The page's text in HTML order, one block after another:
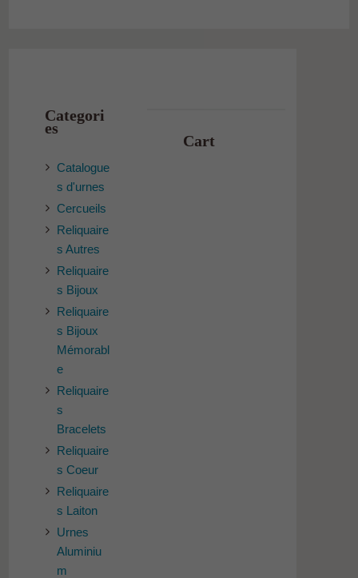
Categori
es
Catalogue
s d'urnes
Cercueils
Reliquaire
s Autres
Reliquaire
s Bijoux
Reliquaire
s Bijoux
Mémorabl
e
Reliquaire
s
Bracelets
Reliquaire
s Coeur
Reliquaire
s Laiton
Urnes
Aluminiu
m
Cart